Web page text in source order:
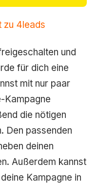
zu 4leads
und
für dich eine
mit nur paar
Kampagne
die nötigen
Den passenden
deinen
Außerdem kannst
Kampagne in